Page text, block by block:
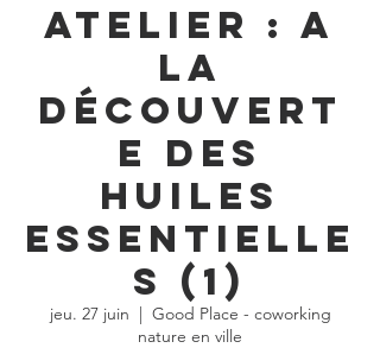
Atelier : A
la
découvert
e des
huiles
essentielle
s (1)
jeu. 27 juin
  |
Good Place - coworking
nature en ville